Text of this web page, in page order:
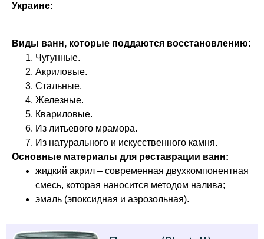
Украине:
Виды ванн, которые поддаются восстановлению:
Чугунные.
Акриловые.
Стальные.
Железные.
Квариловые.
Из литьевого мрамора.
Из натурального и искусственного камня.
Основные материалы для реставрации ванн:
жидкий акрил – современная двухкомпонентная
смесь, которая наносится методом налива;
эмаль (эпоксидная и аэрозольная).